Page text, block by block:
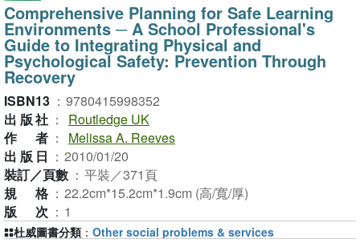
Comprehensive Planning for Safe Learning
Environments ─ A School Professional's
Guide to Integrating Physical and
Psychological Safety: Prevention Through
Recovery
ISBN13 ： 9780415998352
出版社 ：
Routledge UK
作者 ：
Melissa A. Reeves
出版日 ： 2010/01/20
裝訂／頁數 ： 平裝／371頁
規格 ： 22.2cm*15.2cm*1.9cm (高/寬/厚)
版次 ： 1
杜威圖書分類 ： Other social problems & services